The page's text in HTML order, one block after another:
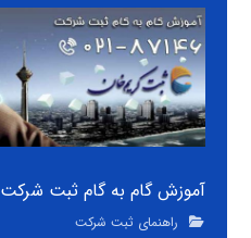
آموزش گام به گام ثبت شرکت
راهنمای ثبت شرکت